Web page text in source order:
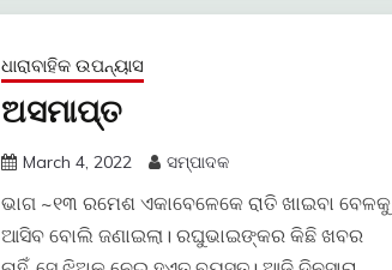
ଧାରାବାହିକ ଉପନ୍ୟାସ
ଅସମାପ୍ତ
March 4, 2022 ସମ୍ପାଦକ
ଭାଗ ~୧୩ ରମେଶ ଏକାବେଳେକେ ରାତି ଖାଇବା ବେଳକୁ
ଆସିବ ବୋଲି ଜଣାଇଲା। ରଘୁଭାଇଙ୍କର କିଛି ଖବର